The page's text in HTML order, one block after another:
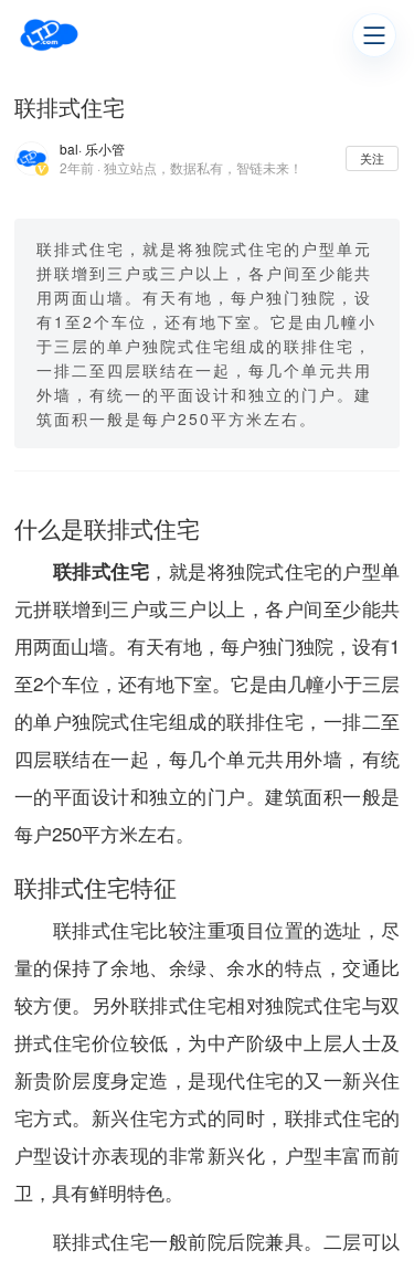
联排式住宅
bal· 乐小管
2年前 · 独立站点，数据私有，智链未来！
关注
联排式住宅，就是将独院式住宅的户型单元
拼联增到三户或三户以上，各户间至少能共
用两面山墙。有天有地，每户独门独院，设
有1至2个车位，还有地下室。它是由几幢小
于三层的单户独院式住宅组成的联排住宅，
一排二至四层联结在一起，每几个单元共用
外墙，有统一的平面设计和独立的门户。建
筑面积一般是每户250平方米左右。
什么是联排式住宅
联排式住宅 ，就是将独院式住宅的户型单
元拼联增到三户或三户以上，各户间至少能共
用两面山墙。有天有地，每户独门独院，设有1
至2个车位，还有地下室。它是由几幢小于三层
的单户独院式住宅组成的联排住宅，一排二至
四层联结在一起，每几个单元共用外墙，有统
一的平面设计和独立的门户。建筑面积一般是
每户250平方米左右。
联排式住宅特征
联排式住宅比较注重项目位置的选址，尽
量的保持了余地、余绿、余水的特点，交通比
较方便。另外联排式住宅相对独院式住宅与双
拼式住宅价位较低，为中产阶级中上层人士及
新贵阶层度身定造，是现代住宅的又一新兴住
宅方式。新兴住宅方式的同时，联排式住宅的
户型设计亦表现的非常新兴化，户型丰富而前
卫，具有鲜明特色。
联排式住宅一般前院后院兼具。二层可以